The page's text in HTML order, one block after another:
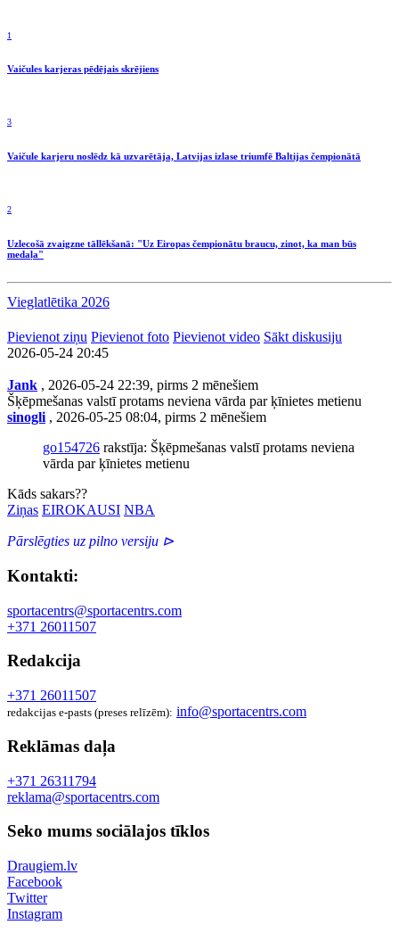
1
Vaičules karjeras pēdējais skrējiens
3
Vaičule karjeru noslēdz kā uzvarētāja, Latvijas izlase triumfē Baltijas čempionātā
2
Uzlecošā zvaigzne tāllēkšanā: "Uz Eiropas čempionātu braucu, zinot, ka man būs
medaļa"
Vieglatlētika 2026
Pievienot ziņu Pievienot foto Pievienot video Sākt diskusiju
2026-05-24 20:45
Jank , 2026-05-24 22:39, pirms 2 mēnešiem
Šķēpmešanas valstī protams neviena vārda par ķīnietes metienu
sinogli , 2026-05-25 08:04, pirms 2 mēnešiem
go154726 rakstīja: Šķēpmešanas valstī protams neviena
vārda par ķīnietes metienu
Kāds sakars??
Ziņas EIROKAUSI NBA
Pārslēgties uz pilno versiju ⊳
Kontakti:
sportacentrs@sportacentrs.com
+371 26011507
Redakcija
+371 26011507
redakcijas e-pasts (preses relīzēm): info@sportacentrs.com
Reklāmas daļa
+371 26311794
reklama@sportacentrs.com
Seko mums sociālajos tīklos
Draugiem.lv
Facebook
Twitter
Instagram